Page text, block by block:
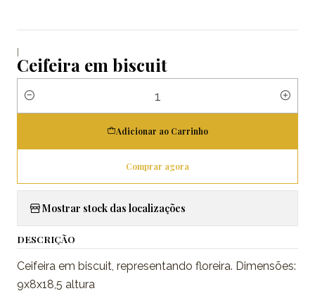
|
Ceifeira em biscuit
Quantidade
Adicionar ao Carrinho
Comprar agora
Mostrar stock das localizações
DESCRIÇÃO
Ceifeira em biscuit, representando floreira. Dimensões:
9x8x18,5 altura